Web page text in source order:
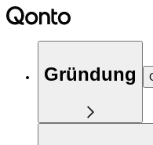
Gründung